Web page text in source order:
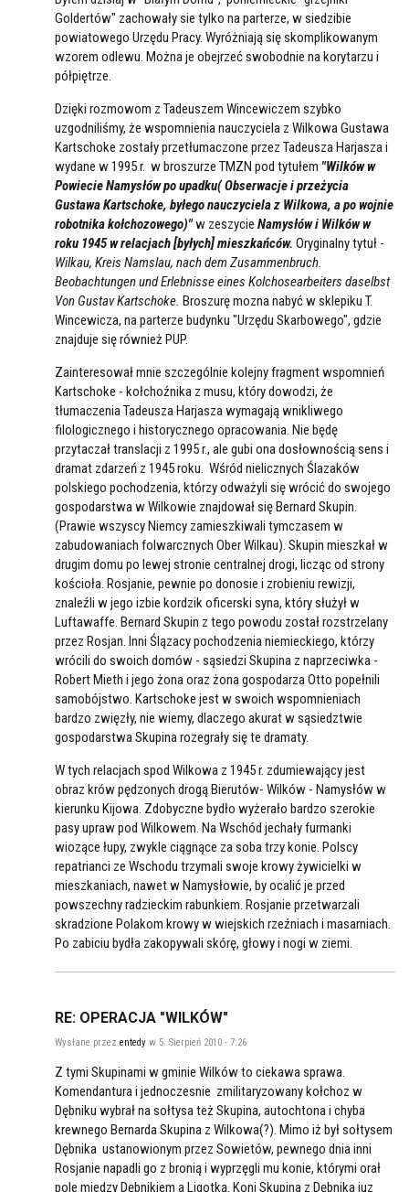
Goldertów" zachowały sie tylko na parterze, w siedzibie
powiatowego Urzędu Pracy. Wyróżniają się skomplikowanym
wzorem odlewu. Można je obejrzeć swobodnie na korytarzu i
półpiętrze.
Dzięki rozmowom z Tadeuszem Wincewiczem szybko
uzgodniliśmy, że wspomnienia nauczyciela z Wilkowa Gustawa
Kartschoke zostały przetłumaczone przez Tadeusza Harjasza i
wydane w 1995 r. w broszurze TMZN pod tytułem "Wilków w
Powiecie Namysłów po upadku( Obserwacje i przeżycia
Gustawa Kartschoke, byłego nauczyciela z Wilkowa, a po wojnie
robotnika kołchozowego)"w zeszycie Namysłów i Wilków w
roku 1945 w relacjach [byłych] mieszkańców. Oryginalny tytuł -
Wilkau, Kreis Namslau, nach dem Zusammenbruch.
Beobachtungen und Erlebnisse eines Kolchosearbeiters daselbst
Von Gustav Kartschoke. Broszurę mozna nabyć w sklepiku T.
Wincewicza, na parterze budynku "Urzędu Skarbowego", gdzie
znajduje się również PUP.
Zainteresował mnie szczególnie kolejny fragment wspomnień
Kartschoke - kołchoźnika z musu, który dowodzi, że
tłumaczenia Tadeusza Harjasza wymagają wnikliwego
filologicznego i historycznego opracowania. Nie będę
przytaczał translacji z 1995 r., ale gubi ona dosłownością sens i
dramat zdarzeń z 1945 roku. Wśród nielicznych Ślazaków
polskiego pochodzenia, którzy odważyli się wrócić do swojego
gospodarstwa w Wilkowie znajdował się Bernard Skupin.
(Prawie wszyscy Niemcy zamieszkiwali tymczasem w
zabudowaniach folwarcznych Ober Wilkau). Skupin mieszkał w
drugim domu po lewej stronie centralnej drogi, licząc od strony
kościoła. Rosjanie, pewnie po donosie i zrobieniu rewizji,
znaleźli w jego izbie kordzik oficerski syna, który służył w
Luftawaffe. Bernard Skupin z tego powodu został rozstrzelany
przez Rosjan. Inni Ślązacy pochodzenia niemieckiego, którzy
wrócili do swoich domów - sąsiedzi Skupina z naprzeciwka -
Robert Mieth i jego żona oraz żona gospodarza Otto popełnili
samobójstwo. Kartschoke jest w swoich wspomnieniach
bardzo zwięzły, nie wiemy, dlaczego akurat w sąsiedztwie
gospodarstwa Skupina rozegrały się te dramaty.
W tych relacjach spod Wilkowa z 1945 r. zdumiewający jest
obraz krów pędzonych drogą Bierutów- Wilków - Namysłów w
kierunku Kijowa. Zdobyczne bydło wyżerało bardzo szerokie
pasy upraw pod Wilkowem. Na Wschód jechały furmanki
wiozące łupy, zwykle ciągnące za soba trzy konie. Polscy
repatrianci ze Wschodu trzymali swoje krowy żywicielki w
mieszkaniach, nawet w Namysłowie, by ocalić je przed
powszechny radzieckim rabunkiem. Rosjanie przetwarzali
skradzione Polakom krowy w wiejskich rzeźniach i masarniach.
Po zabiciu bydła zakopywali skórę, głowy i nogi w ziemi.
RE: OPERACJA "WILKÓW"
Wysłane przez entedy w 5. Sierpień 2010 - 7:26
Z tymi Skupinami w gminie Wilków to ciekawa sprawa.
Komendantura i jednoczesnie zmilitaryzowany kołchoz w
Dębniku wybrał na sołtysa też Skupina, autochtona i chyba
krewnego Bernarda Skupina z Wilkowa(?). Mimo iż był sołtysem
Dębnika ustanowionym przez Sowietów, pewnego dnia inni
Rosjanie napadli go z bronią i wyprzęgli mu konie, którymi orał
pole miedzy Dębnikiem a Ligotką. Koni Skupina z Dębnika juz